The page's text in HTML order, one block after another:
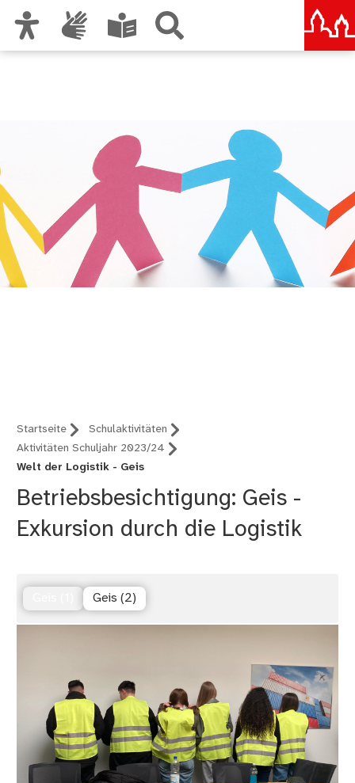
Startseite
Schulaktivitäten
Aktivitäten Schuljahr 2023/24
Welt der Logistik - Geis
Betriebsbesichtigung: Geis -
Exkursion durch die Logistik
Geis (2)